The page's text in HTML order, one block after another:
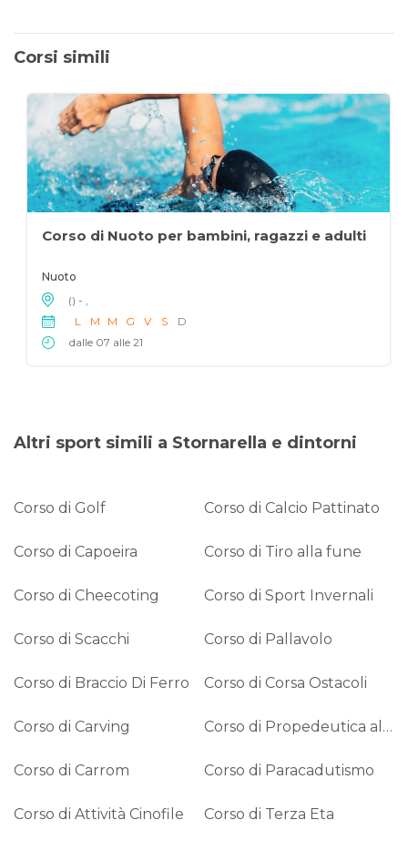
Corsi simili
Corso di Nuoto per bambini, ragazzi e adulti
Nuoto
() - ,
L
M M G V S
D
dalle 07 alle 21
Altri sport simili a Stornarella e dintorni
Corso di Golf Corso di Calcio Pattinato
Corso di Capoeira Corso di Tiro alla fune
Corso di Cheecoting Corso di Sport Invernali
Corso di Scacchi Corso di Pallavolo
Corso di Braccio Di Ferro Corso di Corsa Ostacoli
Corso di Carving Corso di Propedeutica alla Danza
Corso di Carrom Corso di Paracadutismo
Corso di Attività Cinofile Corso di Terza Eta